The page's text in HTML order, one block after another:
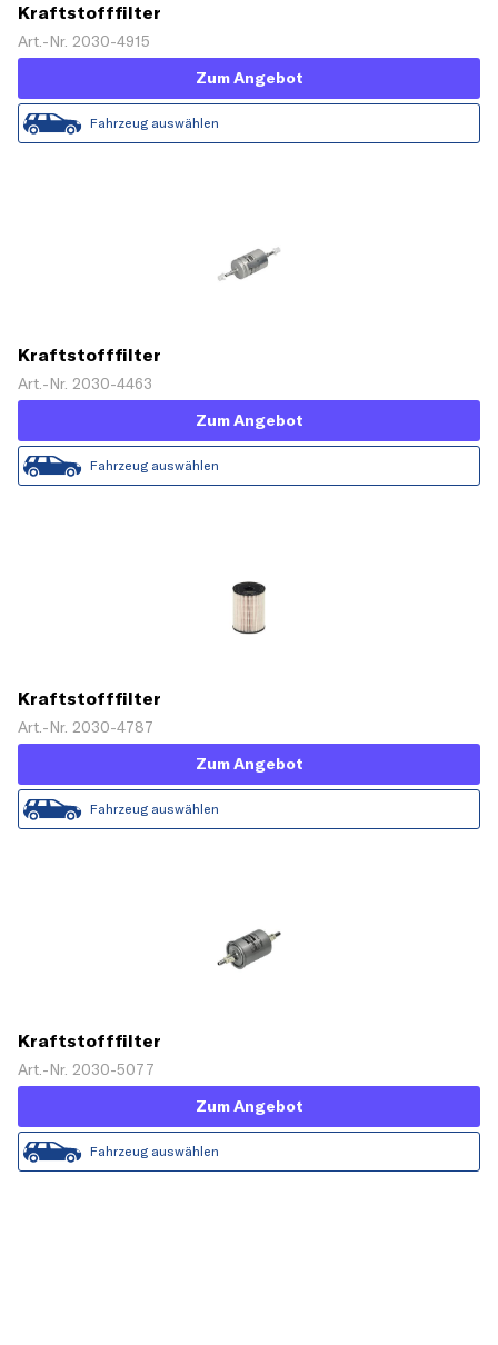
Kraftstofffilter
Art.-Nr. 2030-4915
Zum Angebot
Fahrzeug auswählen
Kraftstofffilter
Art.-Nr. 2030-4463
Zum Angebot
Fahrzeug auswählen
Kraftstofffilter
Art.-Nr. 2030-4787
Zum Angebot
Fahrzeug auswählen
Kraftstofffilter
Art.-Nr. 2030-5077
Zum Angebot
Fahrzeug auswählen